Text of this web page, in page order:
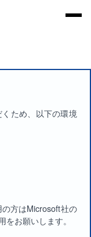
ため、以下の環境
方はMicrosoft社の
お願いします。